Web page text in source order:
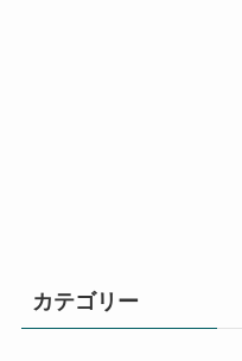
カテゴリー